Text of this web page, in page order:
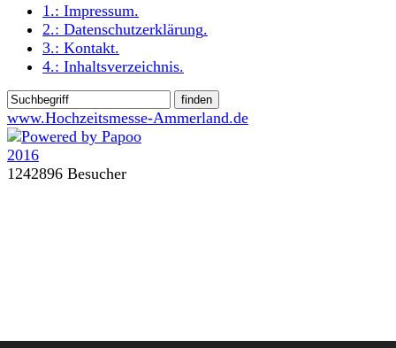
1.: Impressum.
2.: Datenschutzerklärung.
3.: Kontakt.
4.: Inhaltsverzeichnis.
www.Hochzeitsmesse-Ammerland.de
1242896 Besucher